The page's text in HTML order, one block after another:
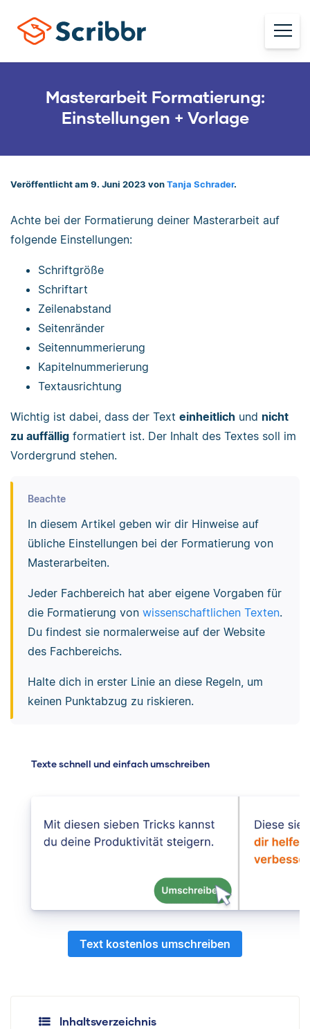
Masterarbeit Formatierung:
Einstellungen + Vorlage
Veröffentlicht am 9. Juni 2023 von Tanja Schrader.
Achte bei der Formatierung deiner Masterarbeit auf
folgende Einstellungen:
Schriftgröße
Schriftart
Zeilenabstand
Seitenränder
Seitennummerierung
Kapitelnummerierung
Textausrichtung
Wichtig ist dabei, dass der Text einheitlich und nicht
zu auffällig formatiert ist. Der Inhalt des Textes soll im
Vordergrund stehen.
Beachte
In diesem Artikel geben wir dir Hinweise auf
übliche Einstellungen bei der Formatierung von
Masterarbeiten.
Jeder Fachbereich hat aber eigene Vorgaben für
die Formatierung von wissenschaftlichen Texten.
Du findest sie normalerweise auf der Website
des Fachbereichs.
Halte dich in erster Linie an diese Regeln, um
keinen Punktabzug zu riskieren.
Texte schnell und einfach umschreiben
Text kostenlos umschreiben
Inhaltsverzeichnis